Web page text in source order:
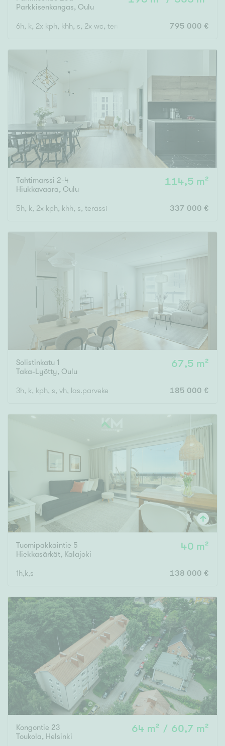
Parkkisenkangas, Oulu
6h, k, 2x kph, khh, s, 2x wc, terassi + uima-allas795 000 €
Tahtimarssi 2-4
Hiukkavaara, Oulu
114,5 m²
5h, k, 2x kph, khh, s, terassi 337 000 €
Solistinkatu 1
Taka-Lyötty, Oulu
67,5 m²
3h, k, kph, s, vh, las.parveke 185 000 €
Tuomipakkaintie 5
Hiekkasärkät, Kalajoki
40 m²
1h,k,s 138 000 €
Kongontie 23
Toukola, Helsinki
64 m² / 60,7 m²